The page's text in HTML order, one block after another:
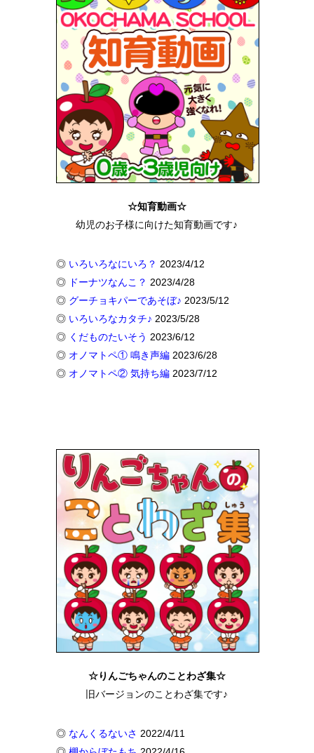
☆知育動画☆
幼児のお子様に向けた知育動画です♪
◎ いろいろなにいろ？ 2023/4/12
◎ ドーナツなんこ？ 2023/4/28
◎ グーチョキパーであそぼ♪ 2023/5/12
◎ いろいろなカタチ♪ 2023/5/28
◎ くだものたいそう 2023/6/12
◎ オノマトペ① 鳴き声編2023/6/28
◎ オノマトペ② 気持ち編2023/7/12
☆りんごちゃんのことわざ集☆
旧バージョンのことわざ集です♪
◎ なんくるないさ 2022/4/11